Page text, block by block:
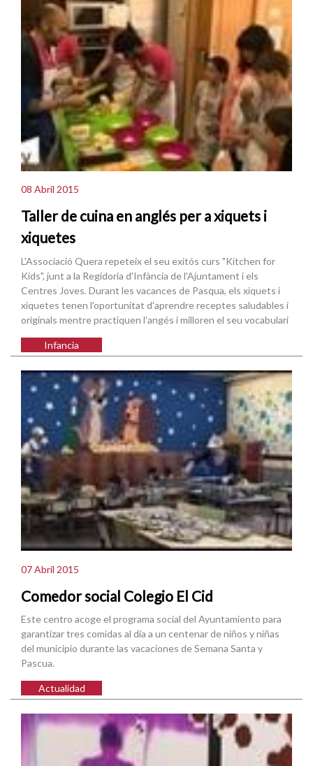
08 Abril 2015
Taller de cuina en anglés per a xiquets i
xiquetes
L'Associació Quera repeteix el seu exitós curs "Kitchen for
Kids", junt a la Regidoria d'Infància de l'Ajuntament i els
Centres Joves. Durant les vacances de Pasqua, els xiquets i
xiquetes tenen l'oportunitat d'aprendre receptes saludables i
originals mentre practiquen l'angés i milloren el seu vocabulari
Infancia
07 Abril 2015
Comedor social Colegio El Cid
Este centro acoge el programa social del Ayuntamiento para
garantizar tres comidas al día a un centenar de niños y niñas
del municipio durante las vacaciones de Semana Santa y
Pascua.
Actualidad